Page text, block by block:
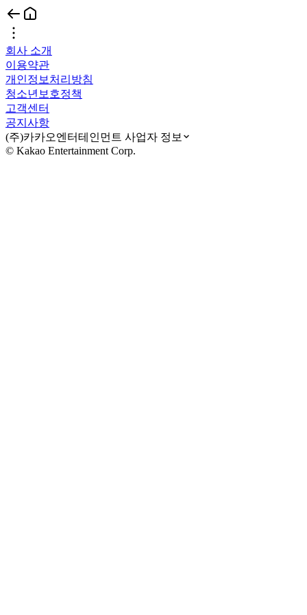
회사 소개
이용약관
개인정보처리방침
청소년보호정책
고객센터
공지사항
(주)카카오엔터테인먼트 사업자 정보
© Kakao Entertainment Corp.